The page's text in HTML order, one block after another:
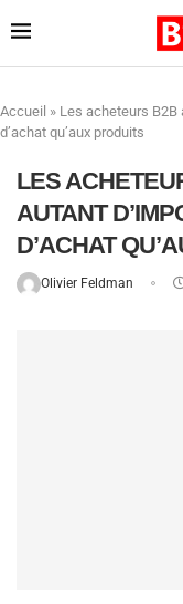
Accueil » Les acheteurs B2B
d’achat qu’aux produits
LES
AUTANT
D’ACHAT
Olivier Feldman